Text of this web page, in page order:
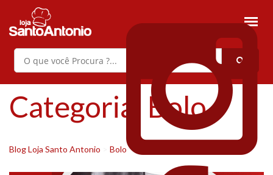
Categoria: Bolo
Blog Loja Santo Antonio Bolo